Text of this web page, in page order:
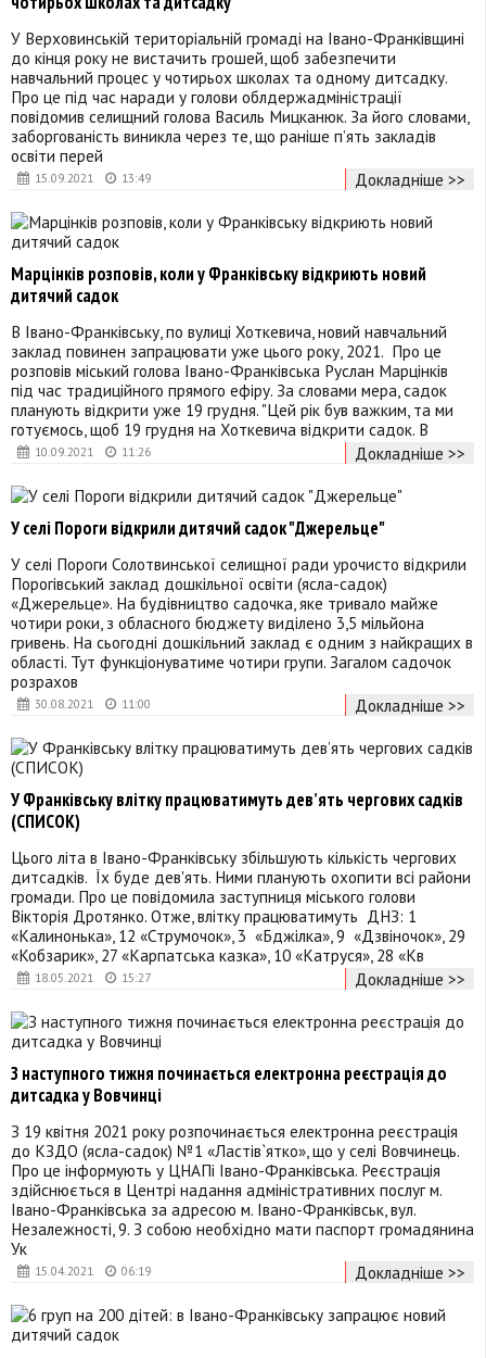
15.09.2021 13:49
У Верховинській територіальній громаді на Івано-Франківщині
до кінця року не вистачить грошей, щоб забезпечити
навчальний процес у чотирьох школах та одному дитсадку.
Про це під час наради у голови облдержадміністрації
повідомив селищний голова Василь Мицканюк. За його словами,
заборгованість виникла через те, що раніше п’ять закладів
освіти перей
Докладніше >>
10.09.2021 11:26
Марцінків розповів, коли у Франківську відкриють новий
дитячий садок
В Івано-Франківську, по вулиці Хоткевича, новий навчальний
заклад повинен запрацювати уже цього року, 2021. Про це
розповів міський голова Івано-Франківська Руслан Марцінків
під час традиційного прямого ефіру. За словами мера, садок
планують відкрити уже 19 грудня. "Цей рік був важким, та ми
готуємось, щоб 19 грудня на Хоткевича відкрити садок. В
Докладніше >>
30.08.2021 11:00
У селі Пороги відкрили дитячий садок "Джерельце"
У селі Пороги Солотвинської селищної ради урочисто відкрили
Порогівський заклад дошкільної освіти (ясла-садок)
«Джерельце». На будівництво садочка, яке тривало майже
чотири роки, з обласного бюджету виділено 3,5 мільйона
гривень. На сьогодні дошкільний заклад є одним з найкращих в
області. Тут функціонуватиме чотири групи. Загалом садочок
розрахов
Докладніше >>
18.05.2021 15:27
У Франківську влітку працюватимуть дев’ять чергових садків
(СПИСОК)
Цього літа в Івано-Франківську збільшують кількість чергових
дитсадків. Їх буде дев'ять. Ними планують охопити всі райони
громади. Про це повідомила заступниця міського голови
Вікторія Дротянко. Отже, влітку працюватимуть ДНЗ: 1
«Калинонька», 12 «Струмочок», 3 «Бджілка», 9 «Дзвіночок», 29
«Кобзарик», 27 «Карпатська казка», 10 «Катруся», 28 «Кв
Докладніше >>
15.04.2021 06:19
З наступного тижня починається електронна реєстрація до
дитсадка у Вовчинці
З 19 квітня 2021 року розпочинається електронна реєстрація
до КЗДО (ясла-садок) №1 «Ластів`ятко», що у селі Вовчинець.
Про це інформують у ЦНАПі Івано-Франківська. Реєстрація
здійснюється в Центрі надання адміністративних послуг м.
Івано-Франківська за адресою м. Івано-Франківськ, вул.
Незалежності, 9. З собою необхідно мати паспорт громадянина
Ук
Докладніше >>